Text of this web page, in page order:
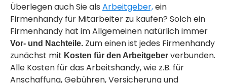
Überlegen auch Sie als Arbeitgeber,ein
Firmenhandy für Mitarbeiter zu kaufen? Solch ein
Firmenhandy hat im Allgemeinen natürlich immer
Vor- und Nachteile. Zum einen ist jedes Firmenhandy
zunächst mit Kosten für den Arbeitgeber verbunden.
Alle Kosten für das Arbeitshandy, wie z.B. für
Anschaffung, Gebühren, Versicherung und